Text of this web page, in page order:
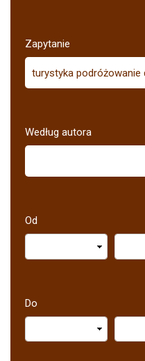
Zapytanie
Według autora
Od
Do